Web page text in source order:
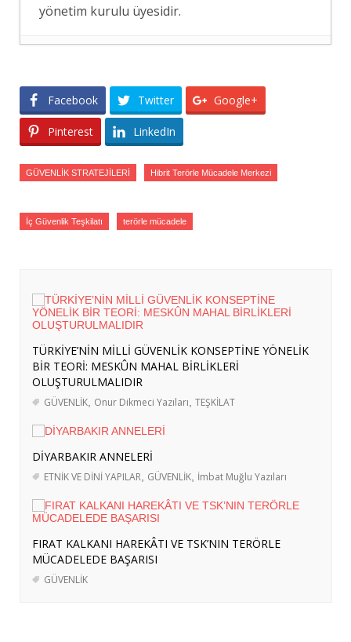
yönetim kurulu üyesidir.
ABD-ÇİN TİCARET SAVAŞI VE
TÜRKİYE’NİN STRATEJİSİ
ÇİN’İN DÖNÜŞEN YÖNETİM
KONFİGÜRASYONU- 29 Aralık 2025
HAZAR İMPARATORLUĞU TARİHİ
2023
KONFİGÜRASYONU -1
- 6 Haziran 2023
ÇİN’İN ÇÖZÜM ÖNERİLERİ RUSYA-
UKRAYNA SAVAŞI’NI BİTİREBİLİR Mİ?
Mart 2023
Bunalım Çağında Türkiye’nin Yürüyüşü
7 Aralık 2022
KATILDIK - 21 Kasım 2022
SAVAŞIN İKİNCİ RAUNDUNA GİDERKEN
RUSYA’DA YENİ BİR LİDER Mİ ÇIKACAK?-
27 Eylül 2022
GORBAÇOV’UN ARDINDAN
Facebook Twitter Google+
Pinterest LinkedIn
GÜVENLİK STRATEJİLERİ Hibrit Terörle Mücadele Merkezi
İç Güvenlik Teşkilatı terörle mücadele
TÜRKİYE’NİN MİLLİ GÜVENLİK KONSEPTİNE YÖNELİK
BİR TEORİ: MESKÛN MAHAL BİRLİKLERİ
OLUŞTURULMALIDIR
GÜVENLİK Onur Dikmeci Yazıları TEŞKİLAT
DİYARBAKIR ANNELERİ
ETNİK VE DİNİ YAPILAR GÜVENLİK İmbat Muğlu Yazıları
FIRAT KALKANI HAREKÂTI VE TSK’NIN TERÖRLE
MÜCADELEDE BAŞARISI
GÜVENLİK